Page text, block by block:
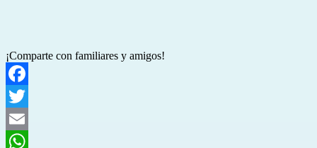
¡Comparte con familiares y amigos!
Facebook
Twitter
Email